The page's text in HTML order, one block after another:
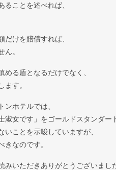
ることを述べれば、
けを賠償すれば、
ん。
る盾となるだけでなく、
ます。
ホテルでは、
淑女です」をゴールドスタンダー
ことを示唆していますが、
なのです。
いただきありがとうございまし